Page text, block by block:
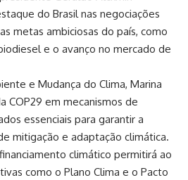
do Brasil nas negociações
metas ambiciosas do país, como
e o avanço no mercado de
e Mudança do Clima, Marina
COP29 em mecanismos de
essenciais para garantir a
mitigação e adaptação climática.
climático permitirá ao
como o Plano Clima e o Pacto